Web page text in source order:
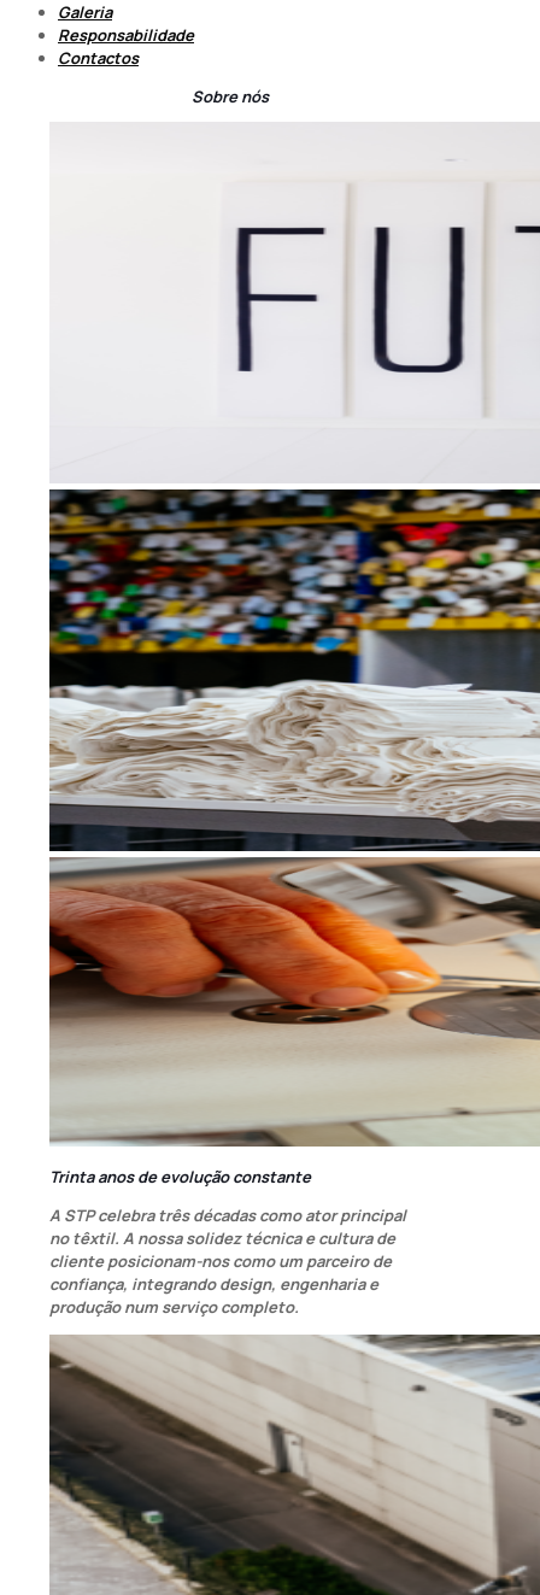
Galeria
Responsabilidade
Contactos
Sobre nós
Trinta anos de evolução constante
A STP celebra três décadas como ator principal
no têxtil. A nossa solidez técnica e cultura de
cliente posicionam-nos como um parceiro de
confiança, integrando design, engenharia e
produção num serviço completo.